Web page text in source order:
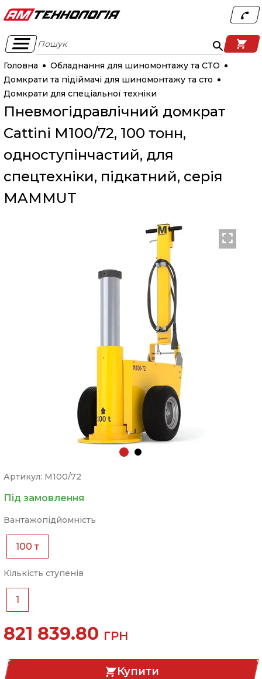
Пошук
Головна
Обладнання для шиномонтажу та СТО
Домкрати та підіймачі для шиномонтажу та сто
Домкрати для спеціальної техніки
Пневмогідравлічний домкрат
Cattini M100/72, 100 тонн,
одноступінчастий, для
спецтехніки, підкатний, серія
MAMMUT
Артикул: M100/72
Під замовлення
Вантажопідйомність
100 т
Кількість ступенів
1
821 839.80 ГРН
Купити